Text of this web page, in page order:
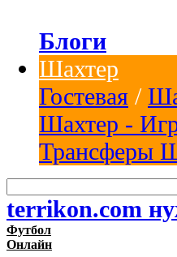
Блоги
Шахтер
Гостевая /
Шахтер -
Трансферы
terrikon.com
Футбол
Онлайн